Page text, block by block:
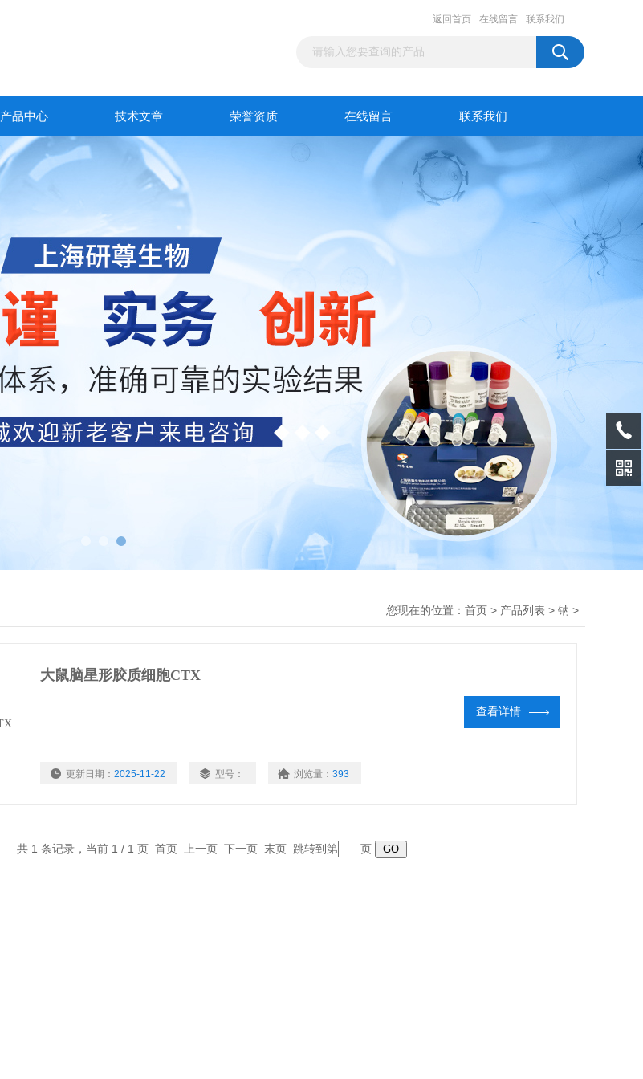
返回首页 在线留言 联系我们
产品中心 技术文章 荣誉资质 在线留言 联系我们
您现在的位置： 首页 > 产品列表 > 钠 >
大鼠脑星形胶质细胞CTX
更新日期： 2025-11-22 型号： 浏览量： 393
查看详情
共 1 条记录，当前 1 / 1 页 首页 上一页 下一页 末页 跳转到第 页